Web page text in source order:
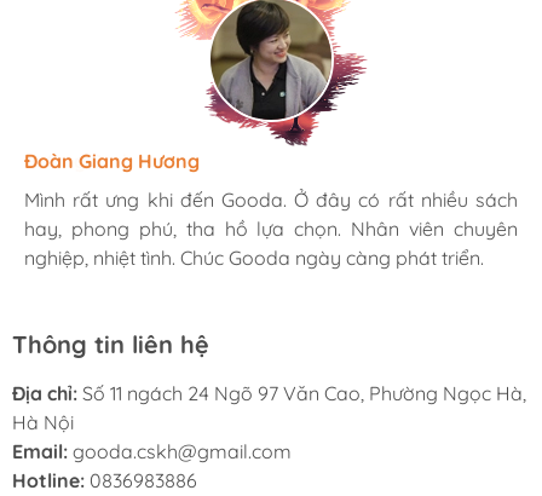
Hương Suri
Mình rất ưng khi đến Gooda. Ở đây có rất nhiều sách
hay, phong phú, tha hồ lựa chọn. Nhân viên chuyên
nghiệp, nhiệt tình. Chúc Gooda ngày càng phát triển.
Đoàn Giang Hương
Mình rất ưng khi đến Gooda. Ở đây có rất nhiều sách
hay, phong phú, tha hồ lựa chọn. Nhân viên chuyên
nghiệp, nhiệt tình. Chúc Gooda ngày càng phát triển.
Ngọc Anh
Mình rất ưng khi đến Gooda. Ở đây có rất nhiều sách
hay, phong phú, tha hồ lựa chọn. Nhân viên chuyên
nghiệp, nhiệt tình. Chúc Gooda ngày càng phát triển.
Thông tin liên hệ
Địa chỉ: Số 11 ngách 24 Ngõ 97 Văn Cao, Phường Ngọc Hà,
Hà Nội
Email: gooda.cskh@gmail.com
Hotline: 0836983886